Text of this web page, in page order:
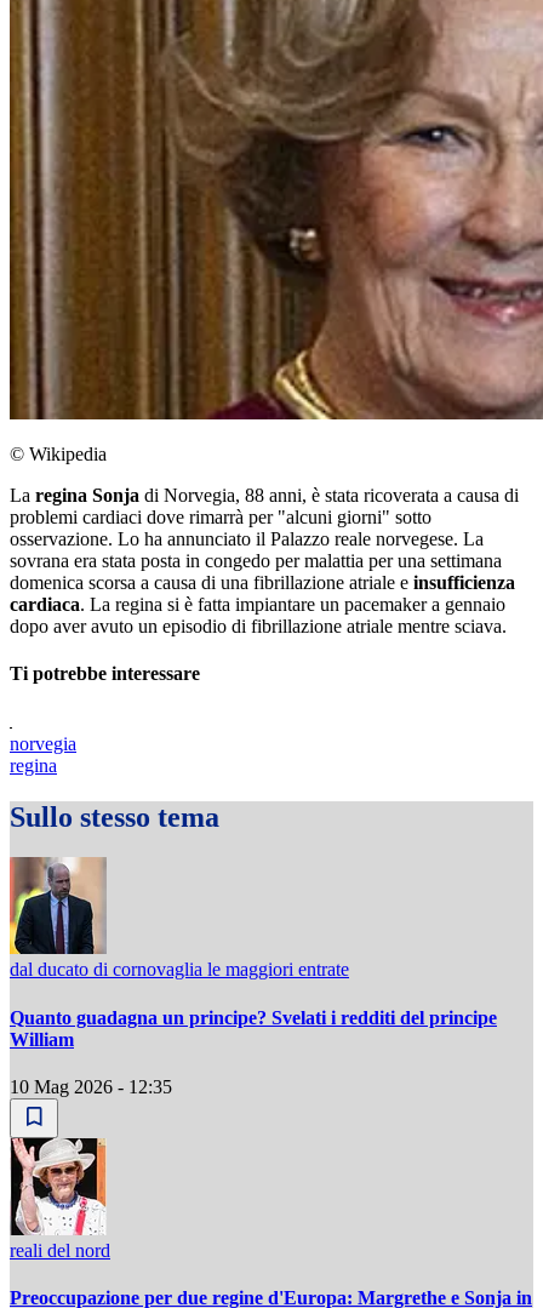
© Wikipedia
La regina Sonja di Norvegia, 88 anni, è stata ricoverata a causa di
problemi cardiaci dove rimarrà per "alcuni giorni" sotto
osservazione. Lo ha annunciato il Palazzo reale norvegese. La
sovrana era stata posta in congedo per malattia per una settimana
domenica scorsa a causa di una fibrillazione atriale e insufficienza
cardiaca. La regina si è fatta impiantare un pacemaker a gennaio
dopo aver avuto un episodio di fibrillazione atriale mentre sciava.
Ti potrebbe interessare
norvegia
regina
Sullo stesso tema
dal ducato di cornovaglia le maggiori entrate
Quanto guadagna un principe? Svelati i redditi del principe
William
10 Mag 2026 - 12:35
reali del nord
Preoccupazione per due regine d'Europa: Margrethe e Sonja in